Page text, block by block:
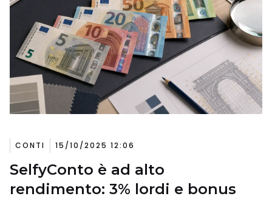
CONTI 15/10/2025 12:06
SelfyConto è ad alto
rendimento: 3% lordi e bonus